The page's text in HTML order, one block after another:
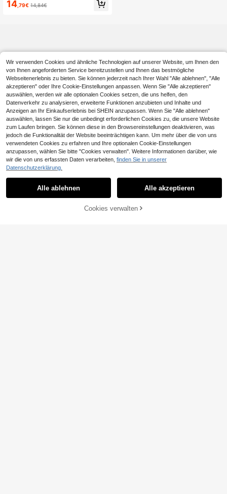
big
14 ,79€ 14,84€
ZUM WARENKORB HINZUFÜGEN
Wir verwenden Cookies und ähnliche Technologien auf unserer Website, um Ihnen den
von Ihnen angeforderten Service bereitzustellen und Ihnen das bestmögliche
Webseitenerlebnis zu bieten. Sie können jederzeit nach Ihrer Wahl "Alle ablehnen", "Alle
akzeptieren" oder Ihre Cookie-Einstellungen anpassen. Wenn Sie "Alle akzeptieren"
auswählen, werden wir alle optionalen Cookies setzen, die uns helfen, den
Datenverkehr zu analysieren, erweiterte Funktionen anzubieten und Inhalte und
Anzeigen an Ihr Einkaufserlebnis bei SHEIN anzupassen. Wenn Sie "Alle ablehnen"
auswählen, lassen Sie nur die unbedingt erforderlichen Cookies zu, die unsere Website
zum Laufen bringen. Sie können diese in den Browsereinstellungen deaktivieren, was
jedoch die Funktionalität der Website beeinträchtigen kann. Um mehr über die von uns
verwendeten Cookies zu erfahren und Ihre optionalen Cookie-Einstellungen
anzupassen, wählen Sie bitte "Cookies verwalten". Weitere Informationen darüber, wie
wir die von uns erfassten Daten verarbeiten, finden Sie in unserer
Datenschutzerklärung.
Alle ablehnen Alle akzeptieren
Cookies verwalten